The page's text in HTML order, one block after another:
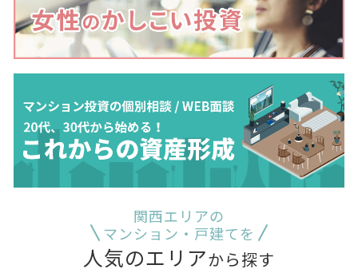
関西エリアの
マンション・戸建てを
人気のエリアから探す